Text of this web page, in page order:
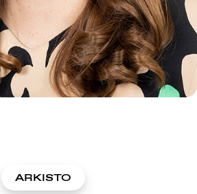
ARKISTO